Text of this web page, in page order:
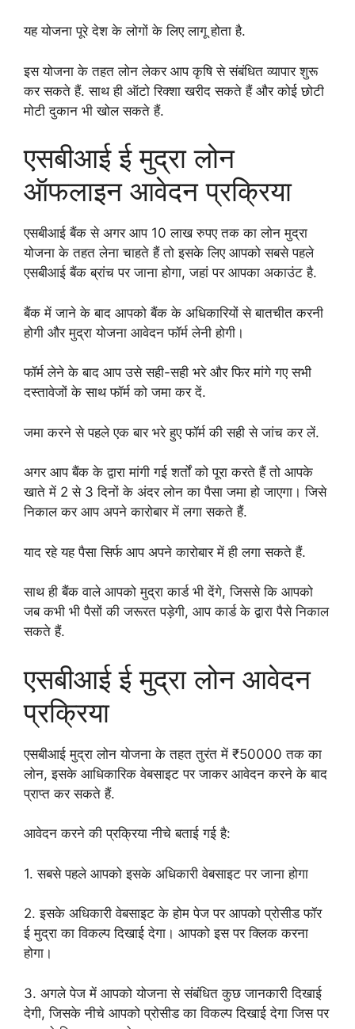
यह योजना पूरे देश के लोगों के लिए लागू होता है.
इस योजना के तहत लोन लेकर आप कृषि से संबंधित व्यापार शुरू
कर सकते हैं. साथ ही ऑटो रिक्शा खरीद सकते हैं और कोई छोटी
मोटी दुकान भी खोल सकते हैं.
एसबीआई ई मुद्रा लोन
ऑफलाइन आवेदन प्रक्रिया
एसबीआई बैंक से अगर आप 10 लाख रुपए तक का लोन मुद्रा
योजना के तहत लेना चाहते हैं तो इसके लिए आपको सबसे पहले
एसबीआई बैंक ब्रांच पर जाना होगा, जहां पर आपका अकाउंट है.
बैंक में जाने के बाद आपको बैंक के अधिकारियों से बातचीत करनी
होगी और मुद्रा योजना आवेदन फॉर्म लेनी होगी।
फॉर्म लेने के बाद आप उसे सही-सही भरे और फिर मांगे गए सभी
दस्तावेजों के साथ फॉर्म को जमा कर दें.
जमा करने से पहले एक बार भरे हुए फॉर्म की सही से जांच कर लें.
अगर आप बैंक के द्वारा मांगी गई शर्तों को पूरा करते हैं तो आपके
खाते में 2 से 3 दिनों के अंदर लोन का पैसा जमा हो जाएगा। जिसे
निकाल कर आप अपने कारोबार में लगा सकते हैं.
याद रहे यह पैसा सिर्फ आप अपने कारोबार में ही लगा सकते हैं.
साथ ही बैंक वाले आपको मुद्रा कार्ड भी देंगे, जिससे कि आपको
जब कभी भी पैसों की जरूरत पड़ेगी, आप कार्ड के द्वारा पैसे निकाल
सकते हैं.
एसबीआई ई मुद्रा लोन आवेदन
प्रक्रिया
एसबीआई मुद्रा लोन योजना के तहत तुरंत में ₹50000 तक का
लोन, इसके आधिकारिक वेबसाइट पर जाकर आवेदन करने के बाद
प्राप्त कर सकते हैं.
आवेदन करने की प्रक्रिया नीचे बताई गई है:
1. सबसे पहले आपको इसके अधिकारी वेबसाइट पर जाना होगा
2. इसके अधिकारी वेबसाइट के होम पेज पर आपको प्रोसीड फॉर
ई मुद्रा का विकल्प दिखाई देगा। आपको इस पर क्लिक करना
होगा।
3. अगले पेज में आपको योजना से संबंधित कुछ जानकारी दिखाई
देगी, जिसके नीचे आपको प्रोसीड का विकल्प दिखाई देगा जिस पर